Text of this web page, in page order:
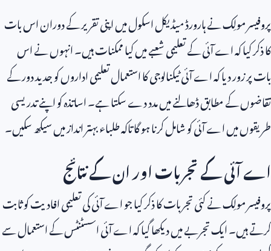
پروفیسر مولِک نے ہارورڈ میڈیکل اسکول میں اپنی تقریر کے دوران اس بات
کا ذکر کیا کہ اے آئی کے تعلیمی شعبے میں کیا ممکنات ہیں۔ انہوں نے اس
بات پر زور دیا کہ اے آئی ٹیکنالوجی کا استعمال تعلیمی اداروں کو جدید دور کے
تقاضوں کے مطابق ڈھالنے میں مدد دے سکتا ہے۔ اساتذہ کو اپنے تدریسی
طریقوں میں اے آئی کو شامل کرنا ہو گا تاکہ طلباء بہتر انداز میں سیکھ سکیں۔
اے آئی کے تجربات اور ان کے نتائج
پروفیسر مولِک نے کئی تجربات کا ذکر کیا جو اے آئی کی تعلیمی افادیت کو ثابت
کرتے ہیں۔ ایک تجربے میں دیکھا گیا کہ اے آئی اسسٹنٹس کے استعمال سے